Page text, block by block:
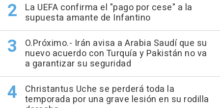
La UEFA confirma el "pago por cese" a la
supuesta amante de Infantino
O.Próximo.- Irán avisa a Arabia Saudí que su
nuevo acuerdo con Turquía y Pakistán no va
a garantizar su seguridad
Christantus Uche se perderá toda la
temporada por una grave lesión en su rodilla